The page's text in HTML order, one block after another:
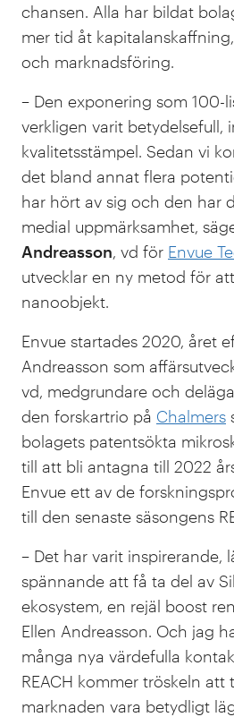
chansen. Alla har bildat
mer tid åt
och marknadsföring.
– Den exponering som 100-
verkligen varit betydelsefull,
kvalitetsstämpel. Sedan vi
det bland annat flera
har hört av sig och den har
medial uppmärksamhet,
Andreasson, vd för Envue
utvecklar en ny metod för
nanoobjekt.
Envue startades 2020, året
Andreasson som
vd, medgrundare och
den forskartrio på Chalmers
bolagets patentsökta
till att bli antagna till 2022
Envue ett av de
till den senaste säsongens
– Det har varit inspirerande,
spännande att få ta del av
ekosystem, en rejäl boost
Ellen Andreasson. Och jag
många nya värdefulla
REACH kommer tröskeln att
marknaden vara betydligt